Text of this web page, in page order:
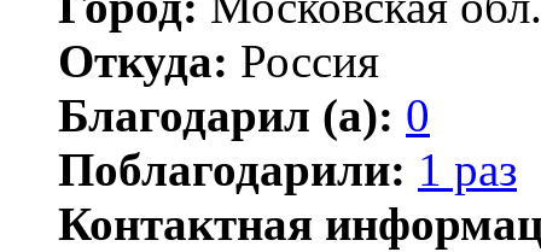
Откуда: Россия
Благодарил (а): 0
Поблагодарили: 1 раз
Контактная